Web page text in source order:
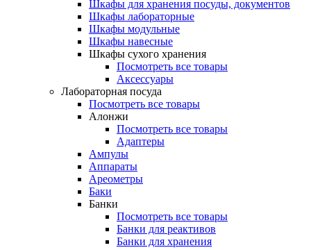
Шкафы для хранения посуды, документов
Шкафы лабораторные
Шкафы модульные
Шкафы навесные
Шкафы сухого хранения
Посмотреть все товары
Аксессуары
Лабораторная посуда
Посмотреть все товары
Алонжи
Посмотреть все товары
Адаптеры
Ампулы
Аппараты
Ареометры
Баки
Банки
Посмотреть все товары
Банки для реактивов
Банки для хранения